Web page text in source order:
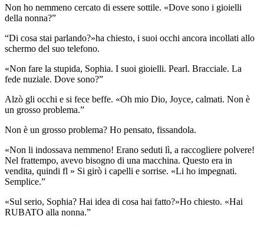
Non ho nemmeno cercato di essere sottile. «Dove sono i gioielli
della nonna?”
“Di cosa stai parlando?»ha chiesto, i suoi occhi ancora incollati allo
schermo del suo telefono.
«Non fare la stupida, Sophia. I suoi gioielli. Pearl. Bracciale. La
fede nuziale. Dove sono?”
Alzò gli occhi e si fece beffe. «Oh mio Dio, Joyce, calmati. Non è
un grosso problema.”
Non è un grosso problema? Ho pensato, fissandola.
«Non li indossava nemmeno! Erano seduti lì, a raccogliere polvere!
Nel frattempo, avevo bisogno di una macchina. Questo era in
vendita, quindi fl » Si girò i capelli e sorrise. «Li ho impegnati.
Semplice.”
«Sul serio, Sophia? Hai idea di cosa hai fatto?»Ho chiesto. «Hai
RUBATO alla nonna.”